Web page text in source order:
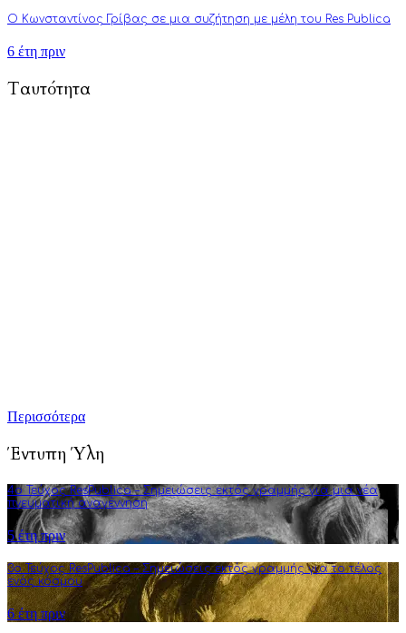
Ο Κωνσταντίνος Γρίβας σε μια συζήτηση με μέλη του Res Publica
6 έτη πριν
Ταυτότητα
Περισσότερα
Έντυπη Ύλη
4o Τεύχος ResPublica – Σημειώσεις εκτός γραμμής για μια νέα
πνευματική αναγέννηση
5 έτη πριν
3o Τεύχος ResPublica – Σημειώσεις εκτός γραμμής για το τέλος
ενός κόσμου
6 έτη πριν